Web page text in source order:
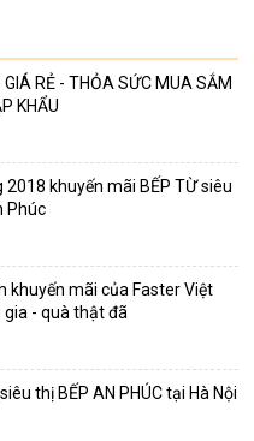
GIÁ RẺ - THỎA SỨC MUA SẮM
KHẨU
2018 khuyến mãi BẾP TỪ siêu
Phúc
khuyến mãi của Faster Việt
gia - quà thật đã
thị BẾP AN PHÚC tại Hà Nội